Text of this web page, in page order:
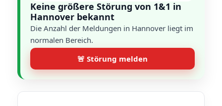
Keine größere Störung von 1&1 in
Hannover bekannt
Die Anzahl der Meldungen in Hannover liegt im
normalen Bereich.
🚨 Störung melden